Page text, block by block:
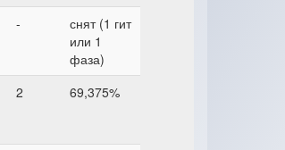
-
снят (1 гит
или 1
фаза)
2 69,375%